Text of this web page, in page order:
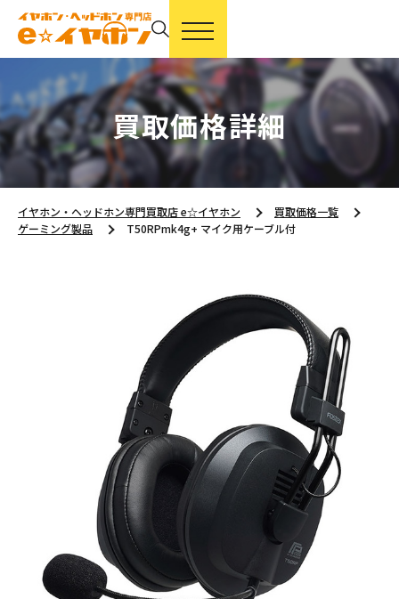
買取価格詳細
イヤホン・ヘッドホン専門買取店 e☆イヤホン
買取価格一覧
ゲーミング製品
T50RPmk4g+ マイク用ケーブル付